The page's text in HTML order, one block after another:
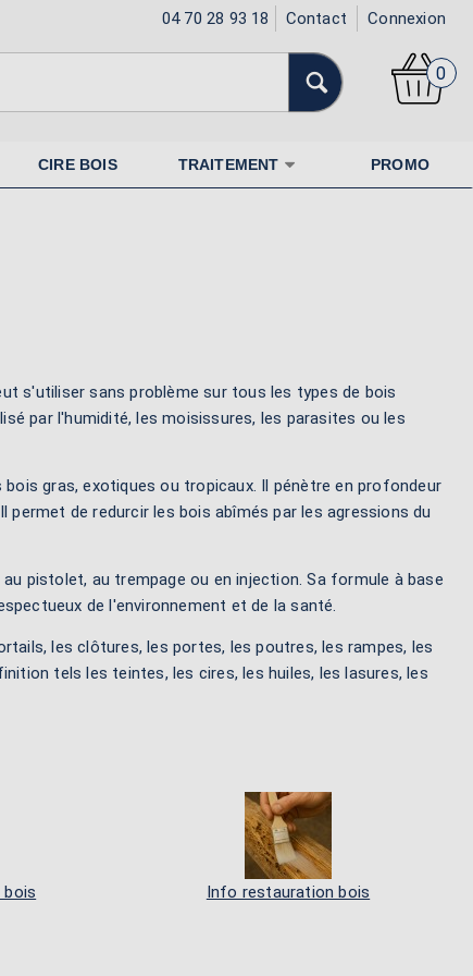
04 70 28 93 18 Contact Connexion
0
CIRE BOIS TRAITEMENT PROMO
s'utiliser sans problème sur tous les types de bois
par l'humidité, les moisissures, les parasites ou les
gras, exotiques ou tropicaux. Il pénètre en profondeur
de redurcir les bois abîmés par les agressions du
pistolet, au trempage ou en injection. Sa formule à base
de l'environnement et de la santé.
les clôtures, les portes, les poutres, les rampes, les
tels les teintes, les cires, les huiles, les lasures, les
bois Info restauration bois